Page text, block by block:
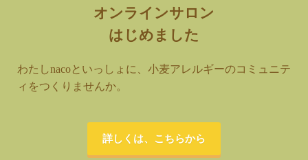
オンラインサロン
はじめました
わたしnacoといっしょに、小麦アレルギーのコミュニテ
ィをつくりませんか。
詳しくは、こちらから